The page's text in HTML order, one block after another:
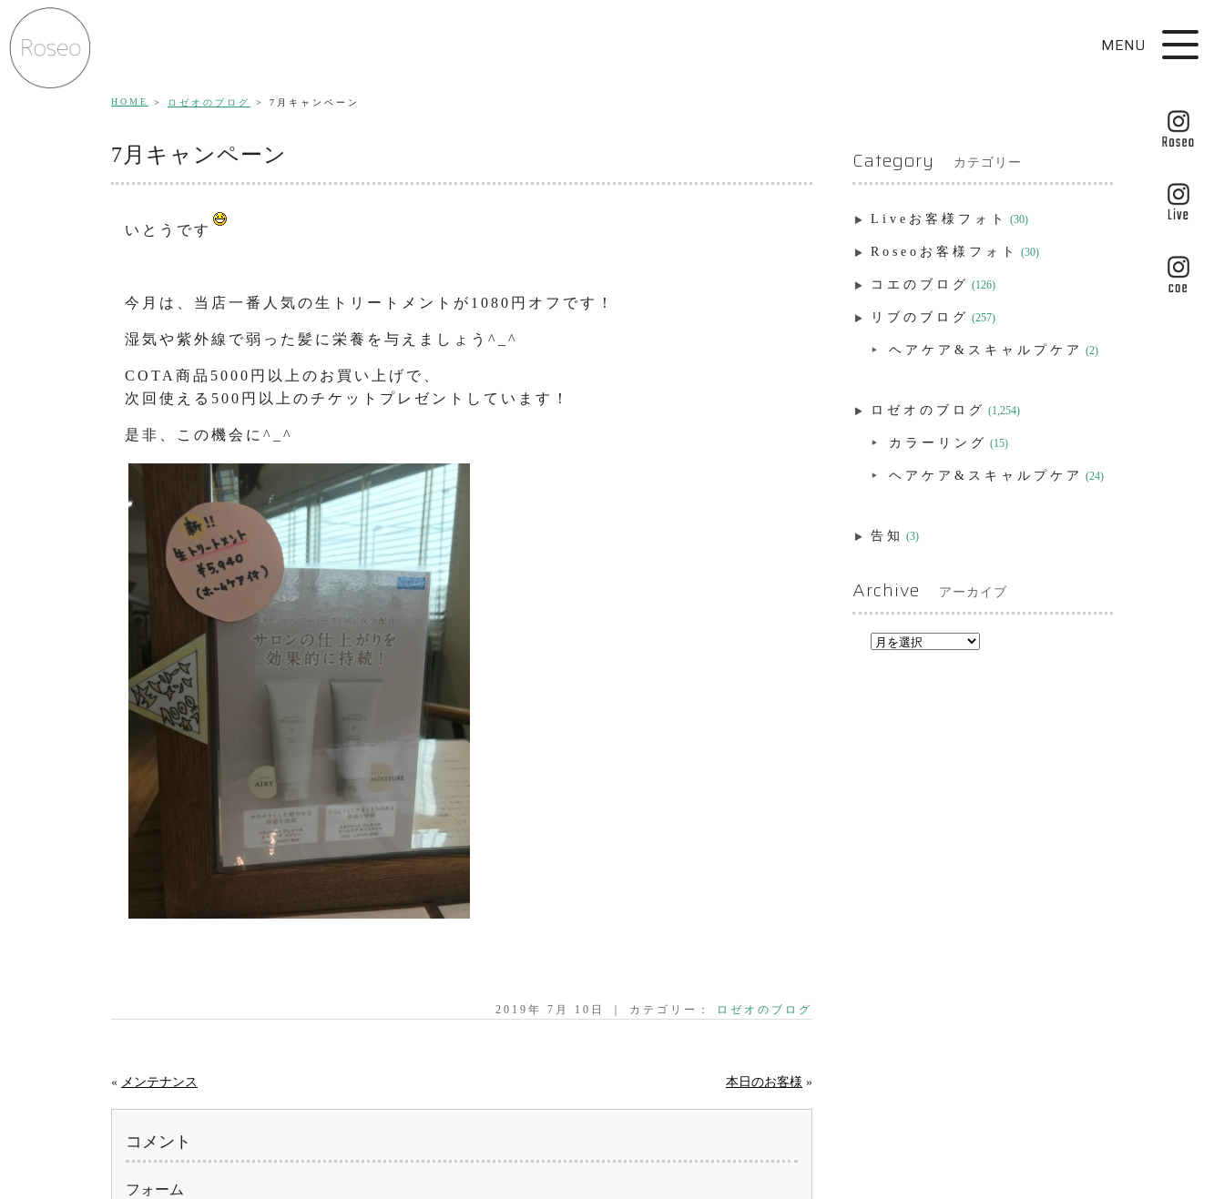
MENU
HOME ロゼオのブログ 7月キャンペーン
7月キャンペーン
いとうです
今月は、当店一番人気の生トリートメントが1080円オフです！
湿気や紫外線で弱った髪に栄養を与えましょう^_^
COTA商品5000円以上のお買い上げで、
次回使える500円以上のチケットプレゼントしています！
是非、この機会に^_^
2019年 7月 10日 ｜ カテゴリー： ロゼオのブログ
« メンテナンス 本日のお客様 »
コメント
フォーム
Category カテゴリー
Liveお客様フォト (30)
Roseoお客様フォト (30)
コエのブログ (126)
リブのブログ (257)
ヘアケア&スキャルプケア (2)
ロゼオのブログ (1,254)
カラーリング (15)
ヘアケア&スキャルプケア (24)
告知 (3)
Archive アーカイブ